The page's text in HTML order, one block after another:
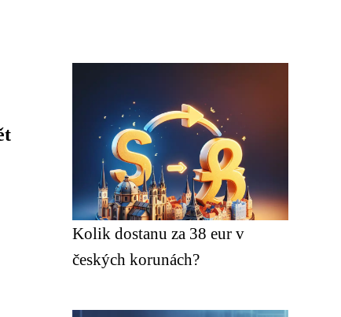
Kolik dostanu za 38 eur v
českých korunách?